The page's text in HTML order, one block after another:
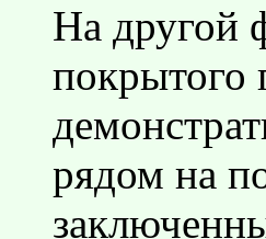
На другой
покрытого
рядом на